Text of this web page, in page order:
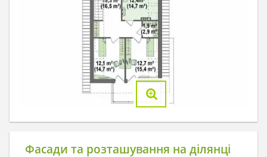
Фасади та розташування на ділянці